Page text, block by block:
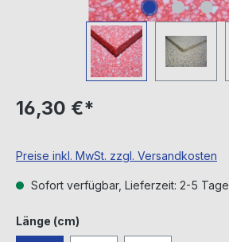
16,30 €*
Preise inkl. MwSt. zzgl. Versandkosten
Sofort verfügbar, Lieferzeit: 2-5 Tage
Länge (cm)